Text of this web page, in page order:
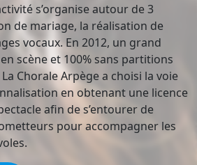
s’organise autour de 3
de mariage, la réalisation de
vocaux. En 2012, un grand
scène et 100% sans partitions
Chorale Arpège a choisi la voie
en obtenant une licence
afin de s’entourer de
pour accompagner les